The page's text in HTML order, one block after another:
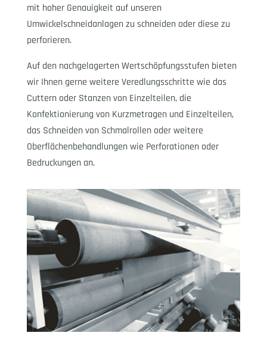
mit hoher Genauigkeit auf unseren
Umwickelschneidanlagen zu schneiden oder diese zu
perforieren.
Auf den nachgelagerten Wertschöpfungsstufen bieten
wir Ihnen gerne weitere Veredlungsschritte wie das
Cuttern oder Stanzen von Einzelteilen, die
Konfektionierung von Kurzmetragen und Einzelteilen,
das Schneiden von Schmalrollen oder weitere
Oberflächenbehandlungen wie Perforationen oder
Bedruckungen an.